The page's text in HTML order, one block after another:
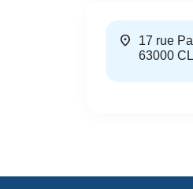
location_on
17 rue
63000